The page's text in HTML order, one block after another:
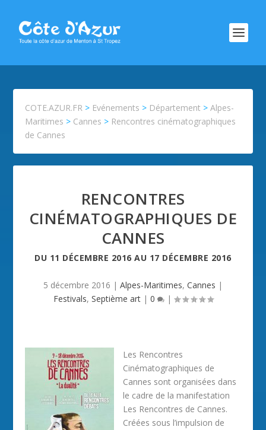
COTE.AZUR.FR > Evénements > Département >Alpes-
Maritimes > Cannes > Rencontres cinématographiques
de Cannes
RENCONTRES
CINÉMATOGRAPHIQUES DE
CANNES
DU 11 DÉCEMBRE 2016 AU 17 DÉCEMBRE 2016
5 décembre 2016 | Alpes-Maritimes, Cannes |
Festivals, Septième art| 0 |
Les Rencontres
Cinématographiques de
Cannes sont organisées dans
le cadre de la manifestation
Les Rencontres de Cannes.
Créées sous l’impulsion de